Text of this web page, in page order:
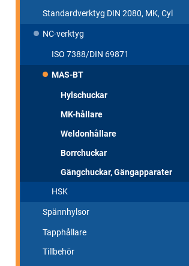
Standardverktyg DIN 2080, MK, Cyl
NC-verktyg
ISO 7388/DIN 69871
MAS-BT
Hylschuckar
MK-hållare
Weldonhållare
Borrchuckar
Gängchuckar, Gängapparater
HSK
Spännhylsor
Tapphållare
Tillbehör